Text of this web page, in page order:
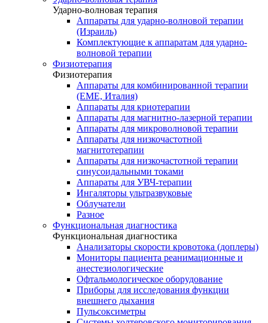
Ударно-волновая терапия
Аппараты для ударно-волновой терапии
(Израиль)
Комплектующие к аппаратам для ударно-
волновой терапии
Физиотерапия
Физиотерапия
Аппараты для комбинированной терапии
(EME, Италия)
Аппараты для криотерапии
Аппараты для магнитно-лазерной терапии
Аппараты для микроволновой терапии
Аппараты для низкочастотной
магнитотерапии
Аппараты для низкочастотной терапии
синусоидальными токами
Аппараты для УВЧ-терапии
Ингаляторы ультразвуковые
Облучатели
Разное
Функциональная диагностика
Функциональная диагностика
Анализаторы скорости кровотока (доплеры)
Мониторы пациента реанимационные и
анестезиологические
Офтальмологическое оборудование
Приборы для исследования функции
внешнего дыхания
Пульсоксиметры